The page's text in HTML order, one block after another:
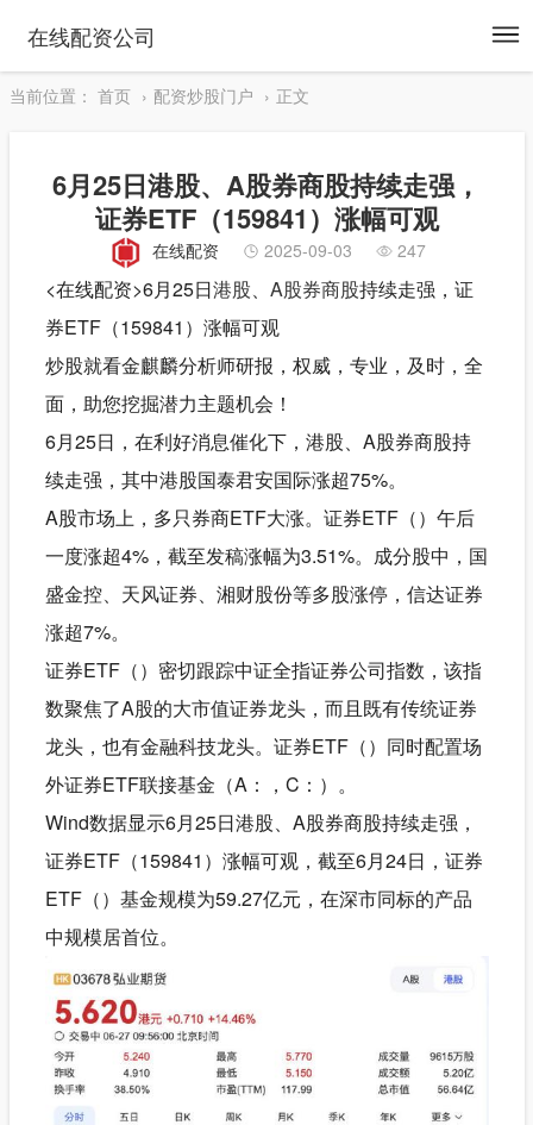
在线配资公司
当前位置： 首页 配资炒股门户 正文
6月25日港股、A股券商股持续走强，
证券ETF（159841）涨幅可观
在线配资 2025-09-03 247
<在线配资>6月25日港股、 A股券商股持续走强，证
券ETF（159841）涨幅可观
炒股就看金麒麟分析师研报，权威，专业，及时，全
面，助您挖掘潜力主题机会！
6月25日，在利好消息催化下，港股、A股券商股持
续走强，其中港股国泰君安国际涨超75%。
A股市场上，多只券商ETF大涨。证券ETF（）午后
一度涨超4%，截至发稿涨幅为3.51%。成分股中，国
盛金控、天风证券、湘财股份等多股涨停，信达证券
涨超7%。
证券ETF（）密切跟踪中证全指证券公司指数，该指
数聚焦了A股的大市值证券龙头，而且既有传统证券
龙头，也有金融科技龙头。证券ETF（）同时配置场
外证券ETF联接基金（A：，C：）。
Wind数据显示6月25日港股、A股券商股持续走强，
证券ETF（159841）涨幅可观，截至6月24日，证券
ETF（）基金规模为59.27亿元，在深市同标的产品
中规模居首位。